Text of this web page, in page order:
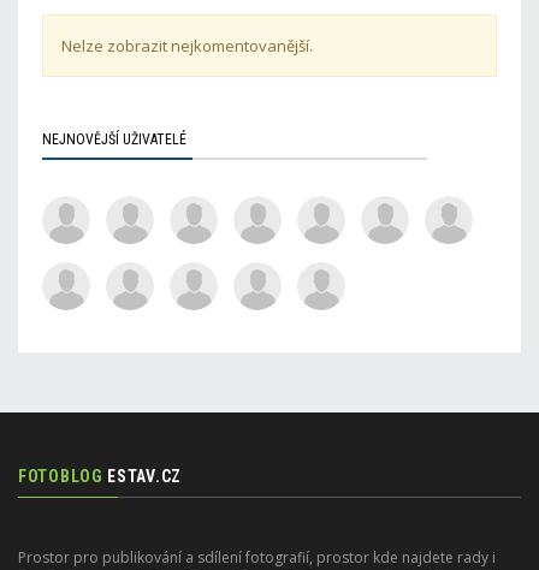
Nelze zobrazit nejkomentovanější.
NEJNOVĚJŠÍ UŽIVATELÉ
FOTOBLOG ESTAV.CZ
Prostor pro publikování a sdílení fotografií, prostor kde najdete rady i